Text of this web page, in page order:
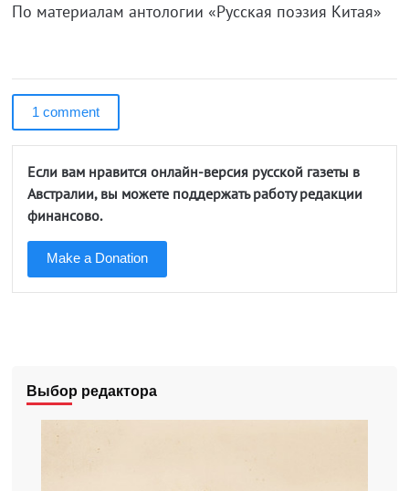
По материалам антологии «Русская поэзия Китая»
1 comment
Если вам нравится онлайн-версия русской газеты в
Австралии, вы можете поддержать работу редакции
финансово.
Make a Donation
Выбор редактора